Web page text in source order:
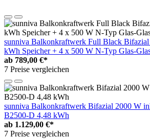
sunniva Balkonkraftwerk Full Black
kWh Speicher + 4 x 500 W N-Typ Glas-
ab 789,00 €*
7 Preise vergleichen
sunniva Balkonkraftwerk Bifazial 2000 W
B2500-D 4,48 kWh
ab 1.129,00 €*
7 Preise vergleichen